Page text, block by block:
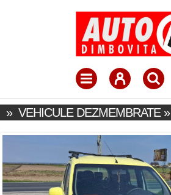
» VEHICULE DEZMEMBRATE»